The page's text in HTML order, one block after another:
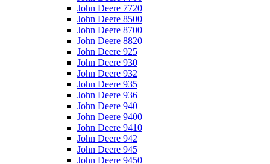
John Deere 7720
John Deere 8500
John Deere 8700
John Deere 8820
John Deere 925
John Deere 930
John Deere 932
John Deere 935
John Deere 936
John Deere 940
John Deere 9400
John Deere 9410
John Deere 942
John Deere 945
John Deere 9450